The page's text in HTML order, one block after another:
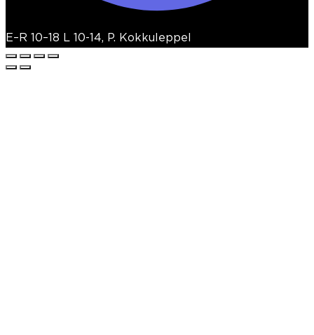
E–R 10–18 L 10-14, P. Kokkuleppel